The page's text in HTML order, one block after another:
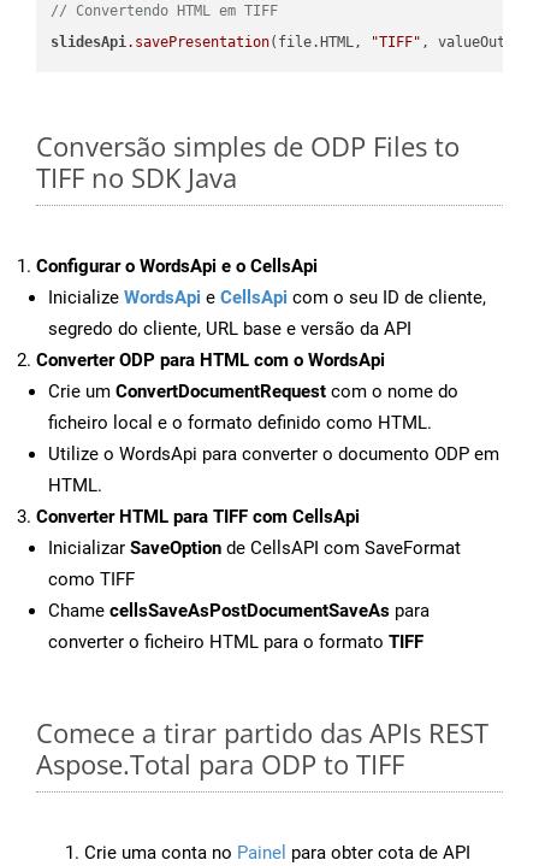
// Convertendo HTML em TIFF
slidesApi.savePresentation(file.HTML, "TIFF"
Conversão simples de ODP Files to
TIFF no SDK Java
Configurar o WordsApi e o CellsApi
Inicialize WordsApi e CellsApi com o seu ID de cliente,
segredo do cliente, URL base e versão da API
Converter ODP para HTML com o WordsApi
Crie um ConvertDocumentRequest com o nome do
ficheiro local e o formato definido como HTML.
Utilize o WordsApi para converter o documento ODP em
HTML.
Converter HTML para TIFF com CellsApi
Inicializar SaveOption de CellsAPI com SaveFormat
como TIFF
Chame cellsSaveAsPostDocumentSaveAs para
converter o ficheiro HTML para o formato TIFF
Comece a tirar partido das APIs REST
Aspose.Total para ODP to TIFF
Crie uma conta no Painel para obter cota de API